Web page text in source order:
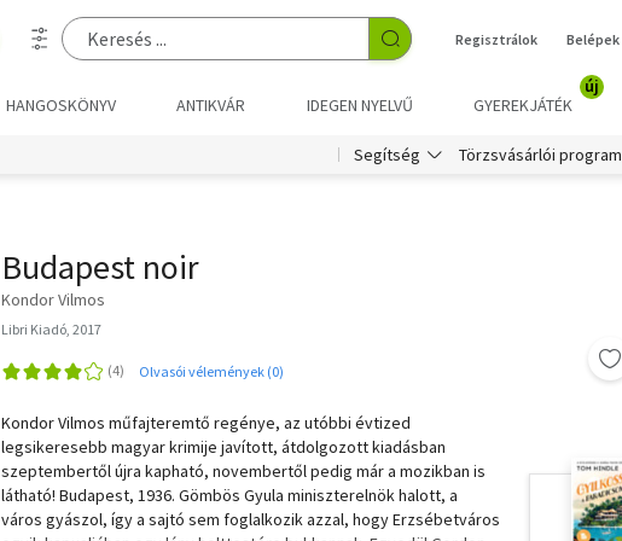
Regisztrálok Belépek
HANGOSKÖNYV ANTIKVÁR IDEGEN NYELVŰ GYEREKJÁTÉK
új
Segítség Törzsvásárlói program
Budapest noir
Kondor Vilmos
Libri Kiadó, 2017
Olvasói vélemények (0)
Kondor Vilmos műfajteremtő regénye, az utóbbi évtized
legsikeresebb magyar krimije javított, átdolgozott kiadásban
szeptembertől újra kapható, novembertől pedig már a mozikban is
látható! Budapest, 1936. Gömbös Gyula miniszterelnök halott, a
város gyászol, így a sajtó sem foglalkozik azzal, hogy Erzsébetváros